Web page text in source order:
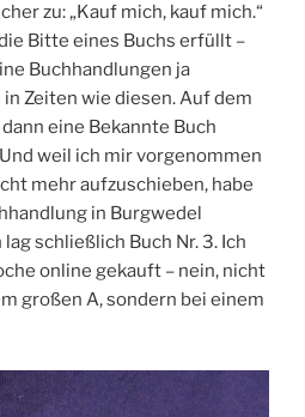
zu: „Kauf mich, kauf mich.“
Bitte eines Buchs erfüllt –
Buchhandlungen ja
Zeiten wie diesen. Auf dem
eine Bekannte Buch
weil ich mir vorgenommen
mehr aufzuschieben, habe
in Burgwedel
schließlich Buch Nr. 3. Ich
online gekauft – nein, nicht
großen A, sondern bei einem